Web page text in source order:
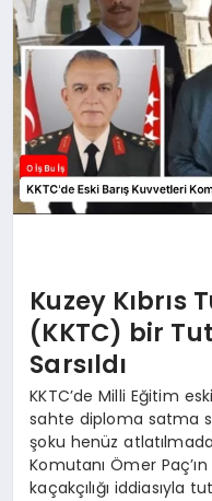
Kuzey Kıbrıs
(KKTC) bir
Sarsıldı
KKTC’de Milli Eğitim
sahte diploma satma
şoku henüz
Komutanı Ömer
kaçakçılığı iddiasıyla